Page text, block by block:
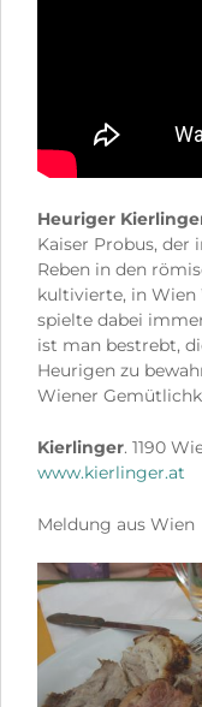
Heuriger
Kaiser Probus, der
Reben in den
kultivierte, in Wien
spielte dabei
ist man bestrebt,
Heurigen zu
Wiener
Kierlinger. 1190
www.kierlinger.at
Meldung aus Wien